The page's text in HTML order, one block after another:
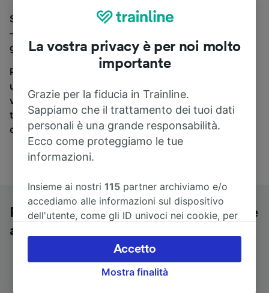
Se stai cercando un pullman per viaggiare da Romans
—Bourg-de-Péage a Aix-en-Provence, sei nel posto
giusto.
Per trovare i biglietti dei pullman, è sufficiente avviare
una ricerca in alto, e compareremo i tempi e i costi del
viaggio in treno e in pullman. Con Trainline puoi
trovare i biglietti per viaggiare con oltre 170
compagnie ferroviarie e dei pullman.
Pullman da Romans—Bourg-de-Péage
a Aix-en-Provence
La vostra privacy è per noi molto
importante
Grazie per la fiducia in Trainline.
Sappiamo che il trattamento dei tuoi dati
personali è una grande responsabilità.
Ecco come proteggiamo le tue
informazioni.
Insieme ai nostri115 partner archiviamo e/o
accediamo alle informazioni sul dispositivo
dell'utente, come gli ID univoci nei cookie, per
accettare o gestire le proprie scelte facendo
clic di seguito, tra cui il proprio diritto di
opporsi sulla base di un interesse legittimo o
Mostra finalità
Accetto